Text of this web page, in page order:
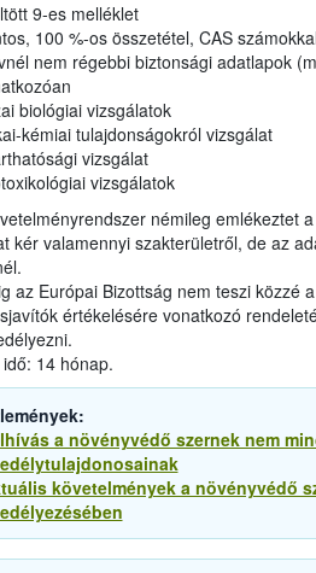
9-es melléklet
100 %-os összetétel, CAS
nem régebbi biztonsági adatlapok
biológiai vizsgálatok
kémiai tulajdonságokról vizsgálat
vizsgálat
vizsgálatok
némileg emlékeztet
kér valamennyi szakterületről, de az
az Európai Bizottság nem teszi közzé
értékelésére vonatkozó
14 hónap.
a növényvédő szernek nem
követelmények a növényvédő